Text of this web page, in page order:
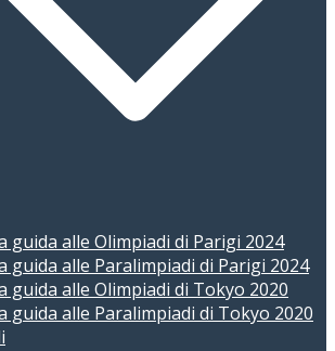
guida alle Olimpiadi di Parigi 2024
guida alle Paralimpiadi di Parigi 2024
guida alle Olimpiadi di Tokyo 2020
guida alle Paralimpiadi di Tokyo 2020